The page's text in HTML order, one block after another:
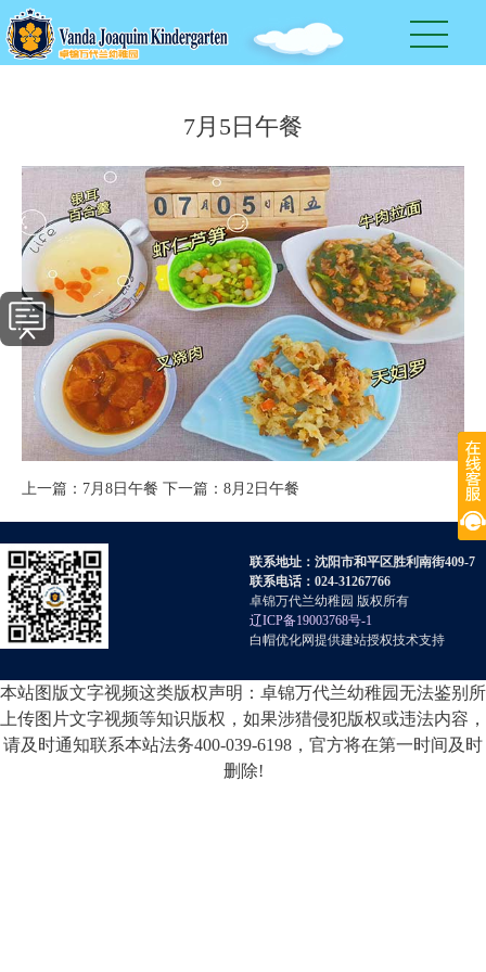
7月5日午餐
上一篇： 7月8日午餐 下一篇： 8月2日午餐
联系地址：沈阳市和平区胜利南街409-7
联系电话：024-31267766
卓锦万代兰幼稚园 版权所有
辽ICP备19003768号-1
白帽优化网提供建站授权技术支持
本站图版文字视频这类版权声明：卓锦万代兰幼稚园无法鉴别所
上传图片文字视频等知识版权，如果涉猎侵犯版权或违法内容，
请及时通知联系本站法务400-039-6198，官方将在第一时间及时
删除!